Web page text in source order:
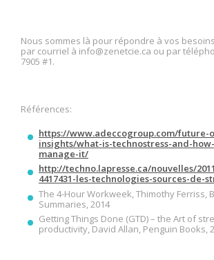
Nous sommes là pour répondre à vos
par courriel à info@zenetcie.ca ou par
7905 #1.
Références:
https://www.adeccogroup.com/future-
insights/what-is-technostress-and-
manage-it/
http://techno.lapresse.ca/nouvelles/
4417431-les-technologies-sources-de-
The 4-Hour Workweek, Thimothy Ferriss,
Summaries, 2014
Getting Things Done (GTD) – the Art of
productivity, David Allan, Penguin Books,